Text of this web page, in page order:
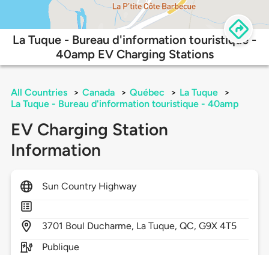
La Tuque - Bureau d'information touristique -
40amp EV Charging Stations
All Countries > Canada > Québec > La Tuque
>
La Tuque - Bureau d'information touristique - 40amp
EV Charging Station
Information
Sun Country Highway
3701 Boul Ducharme, La Tuque,QC,G9X 4T5
Publique